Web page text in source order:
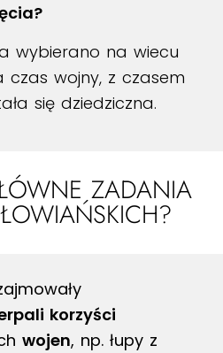
wybierano na wiecu
wojny, z czasem
się dziedziczna.
ZADANIA
korzyści
wojen, np. łupy z